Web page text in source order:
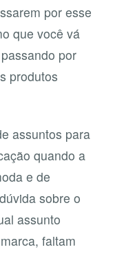
por esse
que você vá
por
produtos
assuntos para
quando a
e de
sobre o
assunto
faltam